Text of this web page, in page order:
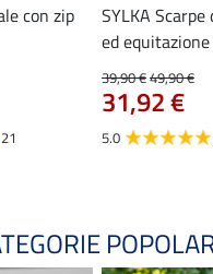
con zip
21
SYLKA
ed
39,90 €49,90 €
31,92 €
5.0